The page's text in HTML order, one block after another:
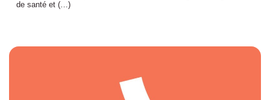
de santé et (…)